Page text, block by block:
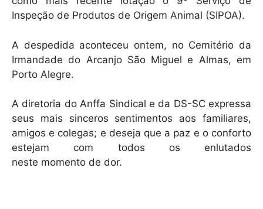
Inspeção de Produtos de Origem Animal (SIPOA).
A despedida aconteceu ontem, no Cemitério da
Irmandade do Arcanjo São Miguel e Almas, em
Porto Alegre.
A diretoria do Anffa Sindical e da DS-SC expressa
seus mais sinceros sentimentos aos familiares,
amigos e colegas; e deseja que a paz e o conforto
estejam com todos os enlutados
neste momento de dor.